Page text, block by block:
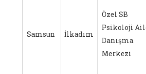
Samsun İlkadım
Özel SB
Psikoloji
Danışma
Merkezi